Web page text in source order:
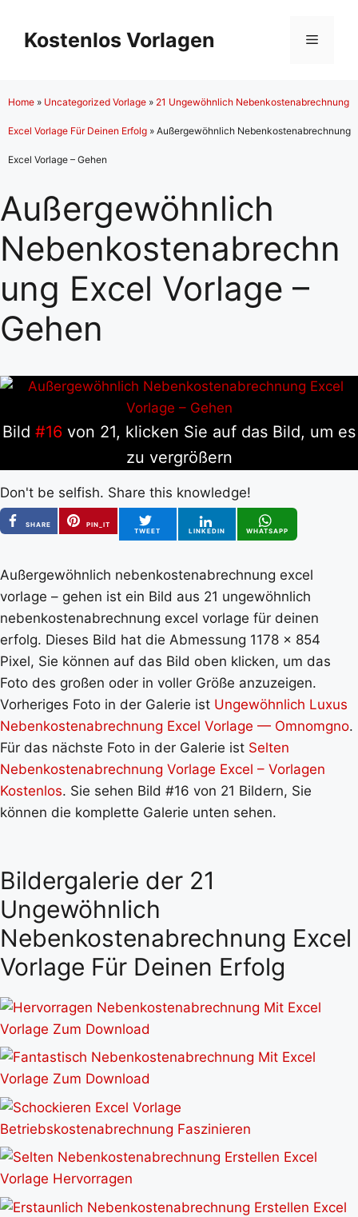
Inhalt
springen
Kostenlos Vorlagen Menü
Home » Uncategorized Vorlage » 21 Ungewöhnlich Nebenkostenabrechnung
Excel Vorlage Für Deinen Erfolg » Außergewöhnlich Nebenkostenabrechnung
Excel Vorlage – Gehen
Außergewöhnlich
Nebenkostenabrechn
ung Excel Vorlage –
Gehen
Bild #16 von 21, klicken Sie auf das Bild, um es
zu vergrößern
Don't be selfish. Share this knowledge!
SHARE
PIN_IT
TWEET
LINKEDIN WHATSAPP
Außergewöhnlich nebenkostenabrechnung excel
vorlage – gehen ist ein Bild aus 21 ungewöhnlich
nebenkostenabrechnung excel vorlage für deinen
erfolg. Dieses Bild hat die Abmessung 1178 x 854
Pixel, Sie können auf das Bild oben klicken, um das
Foto des großen oder in voller Größe anzuzeigen.
Vorheriges Foto in der Galerie ist Ungewöhnlich Luxus
Nebenkostenabrechnung Excel Vorlage — Omnomgno.
Für das nächste Foto in der Galerie ist Selten
Nebenkostenabrechnung Vorlage Excel – Vorlagen
Kostenlos. Sie sehen Bild #16 von 21 Bildern, Sie
können die komplette Galerie unten sehen.
Bildergalerie der 21
Ungewöhnlich
Nebenkostenabrechnung Excel
Vorlage Für Deinen Erfolg